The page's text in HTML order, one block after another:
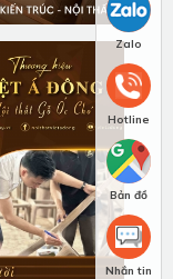
Zalo
Hotline
Bản đồ
Nhắn tin